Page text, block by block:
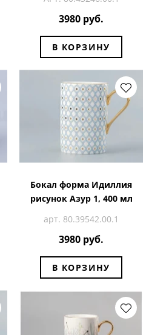
3980 руб.
В КОРЗИНУ
Бокал форма Идиллия
рисунок Азур 1, 400 мл
арт. 80.39542.00.1
3980 руб.
В КОРЗИНУ